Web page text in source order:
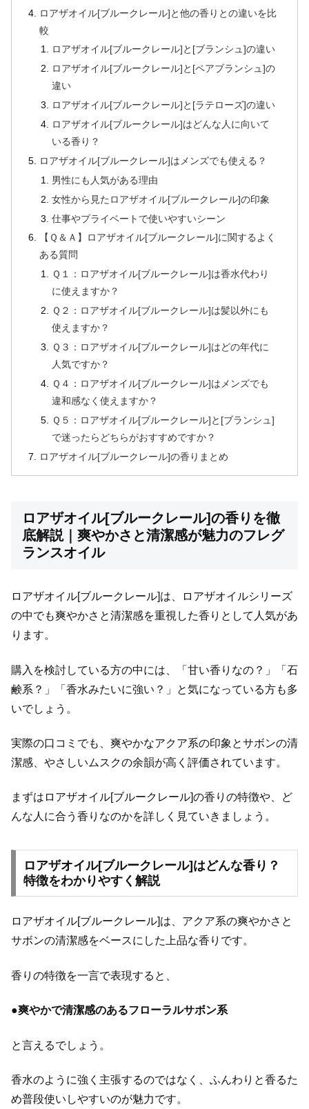
ロアザオイル[ブルークレール]と他の香りとの違いを比
較
ロアザオイル[ブルークレール]と[ブランシュ]の違い
ロアザオイル[ブルークレール]と[ペアブランシュ]の
違い
ロアザオイル[ブルークレール]と[ラテローズ]の違い
ロアザオイル[ブルークレール]はどんな人に向いて
いる香り？
ロアザオイル[ブルークレール]はメンズでも使える？
男性にも人気がある理由
女性から見たロアザオイル[ブルークレール]の印象
仕事やプライベートで使いやすいシーン
【Ｑ＆Ａ】ロアザオイル[ブルークレール]に関するよく
ある質問
Ｑ１：ロアザオイル[ブルークレール]は香水代わり
に使えますか？
Ｑ２：ロアザオイル[ブルークレール]は髪以外にも
使えますか？
Ｑ３：ロアザオイル[ブルークレール]はどの年代に
人気ですか？
Ｑ４：ロアザオイル[ブルークレール]はメンズでも
違和感なく使えますか？
Ｑ５：ロアザオイル[ブルークレール]と[ブランシュ]
で迷ったらどちらがおすすめですか？
ロアザオイル[ブルークレール]の香りまとめ
ロアザオイル[ブルークレール]の香りを徹
底解説｜爽やかさと清潔感が魅力のフレグ
ランスオイル
ロアザオイル[ブルークレール]は、ロアザオイルシリーズ
の中でも爽やかさと清潔感を重視した香りとして人気があ
ります。
購入を検討している方の中には、「甘い香りなの？」「石
鹸系？」「香水みたいに強い？」と気になっている方も多
いでしょう。
実際の口コミでも、爽やかなアクア系の印象とサボンの清
潔感、やさしいムスクの余韻が高く評価されています。
まずはロアザオイル[ブルークレール]の香りの特徴や、ど
んな人に合う香りなのかを詳しく見ていきましょう。
ロアザオイル[ブルークレール]はどんな香り？
特徴をわかりやすく解説
ロアザオイル[ブルークレール]は、アクア系の爽やかさと
サボンの清潔感をベースにした上品な香りです。
香りの特徴を一言で表現すると、
●爽やかで清潔感のあるフローラルサボン系
と言えるでしょう。
香水のように強く主張するのではなく、ふんわりと香るた
め普段使いしやすいのが魅力です。